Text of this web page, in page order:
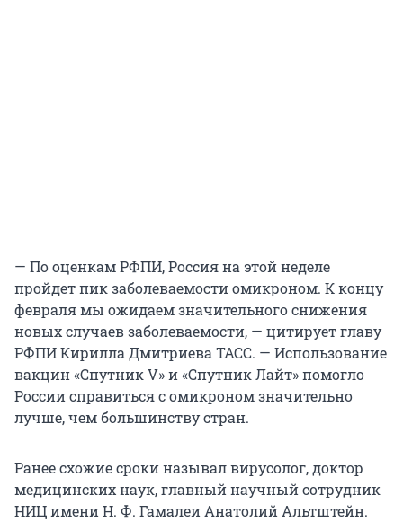
— По оценкам РФПИ, Россия на этой неделе
пройдет пик заболеваемости омикроном. К концу
февраля мы ожидаем значительного снижения
новых случаев заболеваемости, — цитирует главу
РФПИ Кирилла Дмитриева ТАСС. — Использование
вакцин «Спутник V» и «Спутник Лайт» помогло
России справиться с омикроном значительно
лучше, чем большинству стран.
Ранее схожие сроки называл вирусолог, доктор
медицинских наук, главный научный сотрудник
НИЦ имени Н. Ф. Гамалеи Анатолий Альтштейн.